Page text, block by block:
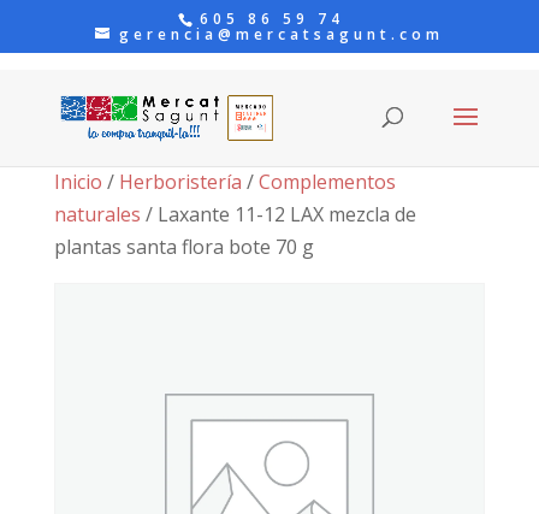
605 86 59 74
gerencia@mercatsagunt.com
Inicio / Herboristería /Complementos
naturales / Laxante 11-12 LAX mezcla de
plantas santa flora bote 70 g